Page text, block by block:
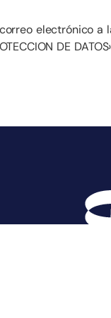
electrónico a
DE